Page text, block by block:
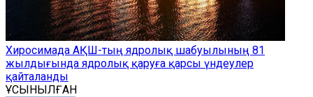
Хиросимада АҚШ-тың ядролық шабуылының 81
жылдығында ядролық қаруға қарсы үндеулер
қайталанды
ҰСЫНЫЛҒАН